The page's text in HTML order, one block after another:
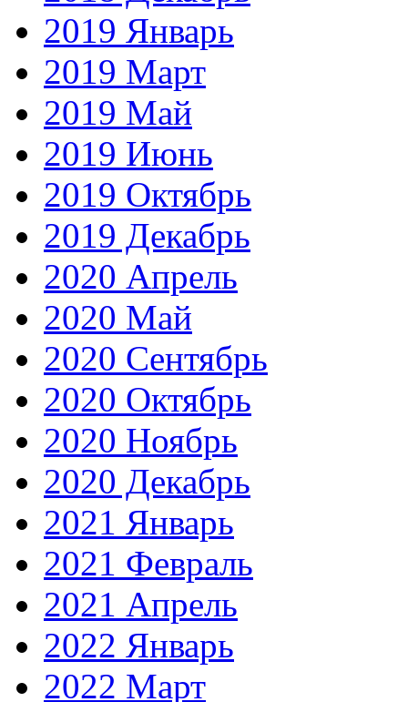
2019 Январь
2019 Март
2019 Май
2019 Июнь
2019 Октябрь
2019 Декабрь
2020 Апрель
2020 Май
2020 Сентябрь
2020 Октябрь
2020 Ноябрь
2020 Декабрь
2021 Январь
2021 Февраль
2021 Апрель
2022 Январь
2022 Март